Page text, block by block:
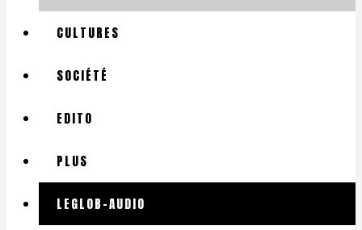
CULTURES
SOCIÉTÉ
EDITO
PLUS
LEGLOB-AUDIO